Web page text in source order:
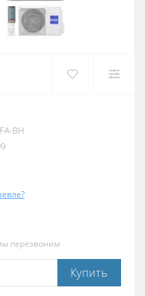
BH
перезвоним
Купить